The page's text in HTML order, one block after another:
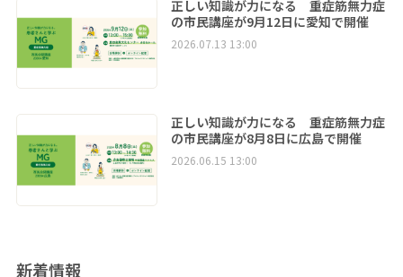
正しい知識が力になる 重症筋無力症
の市民講座が9月12日に愛知で開催
2026.07.13 13:00
正しい知識が力になる 重症筋無力症
の市民講座が8月8日に広島で開催
2026.06.15 13:00
新着情報